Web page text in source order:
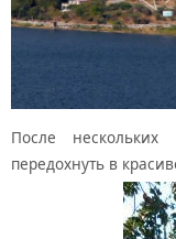
После
передохнуть в